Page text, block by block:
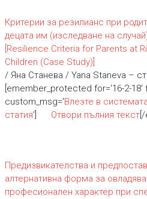
Критерии за резилианс при
децата им (изследване на
[Resilience Criteria for Parents at
Children (Case Study)]
/ Яна Cтанева / Yana Staneva –
[emember_protected for='16-2-
custom_msg='Влезте в
статия'] Отвори пълния текст[/
Предизвикателства и
алтернативна форма за
професионален характер при